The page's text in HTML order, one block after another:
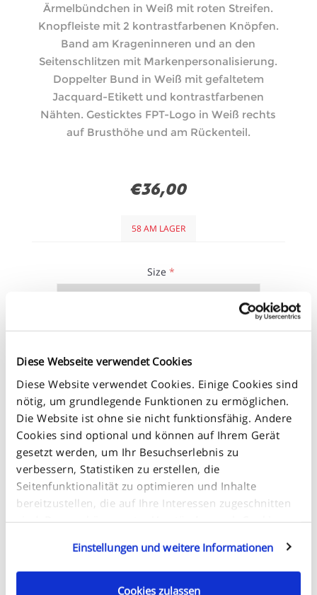
Diese Webseite verwendet Cookies
Diese Website verwendet Cookies. Einige Cookies sind
nötig, um grundlegende Funktionen zu ermöglichen.
Die Website ist ohne sie nicht funktionsfähig. Andere
Cookies sind optional und können auf Ihrem Gerät
gesetzt werden, um Ihr Besuchserlebnis zu
verbessern, Statistiken zu erstellen, die
Seitenfunktionalität zu optimieren und Inhalte
bereitzustellen, die auf Ihre Interessen zugeschnitten
sind. Dazu gehören unter Umständen auch Cookies,
welche auf unseren Webseiten erscheinen und von
solchen Dritten auch für ihre Zwecke verwendet
werden können. Klicken Sie auf „Einstellungen und
Einstellungen und weitere Informationen
Cookies zulassen
Ärmelbündchen in Weiß mit roten Streifen.
Knopfleiste mit 2 kontrastfarbenen Knöpfen.
Band am Krageninneren und an den
Seitenschlitzen mit Markenpersonalisierung.
Doppelter Bund in Weiß mit gefaltetem
Jacquard-Etikett und kontrastfarbenen
Nähten. Gesticktes FPT-Logo in Weiß rechts
auf Brusthöhe und am Rückenteil.
€36,00
58 AM LAGER
Size*
Größentabelle
-